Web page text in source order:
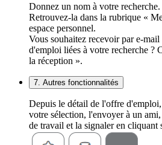
Donnez un nom à votre recherche.
Retrouvez-la dans la rubrique «
espace personnel.
Vous souhaitez recevoir par e-
d'emploi liées à votre recherche ?
la réception ».
7. Autres fonctionnalités
Depuis le détail de l'offre
votre sélection, l'envoyer à un
de travail et la signaler en cliquant